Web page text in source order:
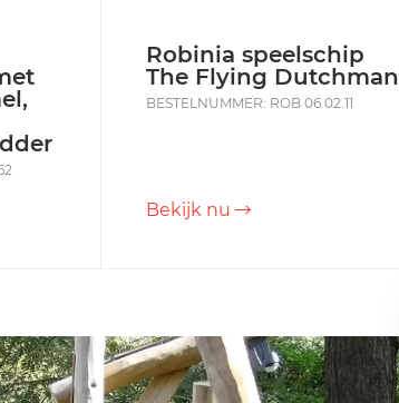
Robinia speelschip
The Flying Dutchman
BESTELNUMMER: ROB 06.02.11
Bekijk nu